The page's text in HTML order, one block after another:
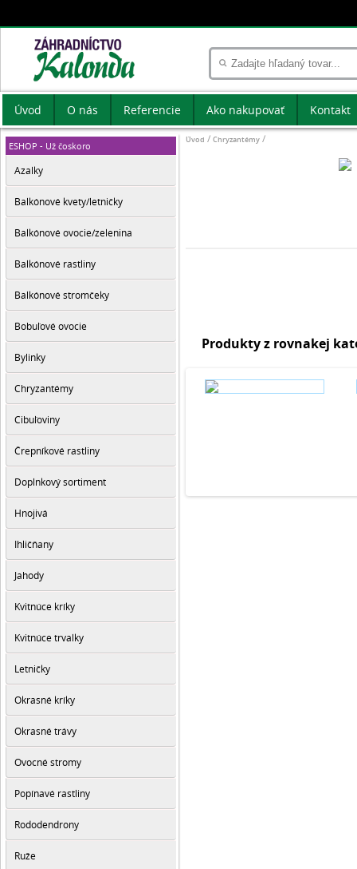
Úvod O nás Referencie Ako nakupovať Kontakt
ESHOP - Už čoskoro
Azalky
Balkónové kvety/letničky
Balkónové ovocie/zelenina
Balkónové rastliny
Balkónové stromčeky
Bobuľové ovocie
Bylinky
Chryzantémy
Cibuľoviny
Črepníkové rastliny
Doplnkový sortiment
Hnojivá
Ihličňany
Jahody
Kvitnúce kríky
Kvitnúce trvalky
Letničky
Okrasné kríky
Okrasné trávy
Ovocné stromy
Popínavé rastliny
Rododendrony
Ruže
Úvod Chryzantémy
Produkty z rovnakej